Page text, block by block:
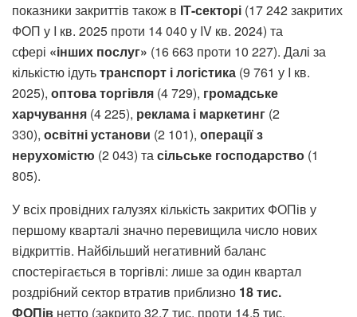
показники закриттів також в ІТ-секторі (17 242 закритих
ФОП у I кв. 2025 проти 14 040 у IV кв. 2024) та
сфері «інших послуг» (16 663 проти 10 227). Далі за
кількістю ідутьтранспорт і логістика (9 761 у I кв.
2025), оптова торгівля (4 729), громадське
харчування (4 225), реклама і маркетинг (2
330), освітні установи (2 101), операції з
нерухомістю (2 043) тасільське господарство (1
805).
У всіх провідних галузях кількість закритих ФОПів у
першому кварталі значно перевищила число нових
відкриттів. Найбільший негативний баланс
спостерігається в торгівлі: лише за один квартал
роздрібний сектор втратив приблизно 18 тис.
ФОПів нетто (закрито 32,7 тис. проти 14,5 тис.